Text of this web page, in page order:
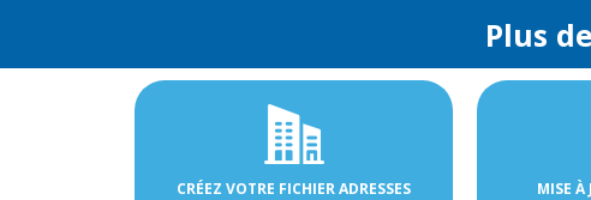
Plus
CRÉEZ VOTRE FICHIER ADRESSES
MISE